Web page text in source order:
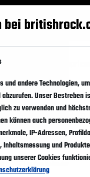
Folgen
Montana, Le
-Sonntag,
In den Kalender
und andere Technologien,
abzurufen. Unser Bestreben
zu verwenden und
können auch
IP-Adressen,
und
unserer Cookies